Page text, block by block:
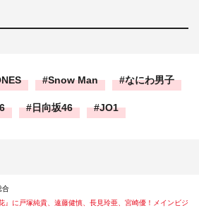
Snow Man なにわ男子
日向坂46 JO1
合
』に戸塚純貴、遠藤健慎、長見玲亜、宮崎優！メインビジ